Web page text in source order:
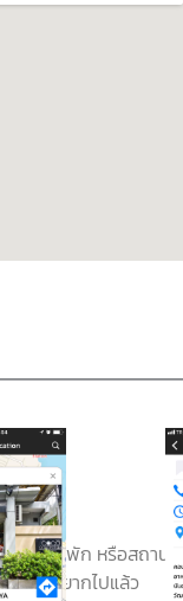
จริง
ยของ ที่พัก หรือสถา
ยๆ ก็อยากไปแล้ว